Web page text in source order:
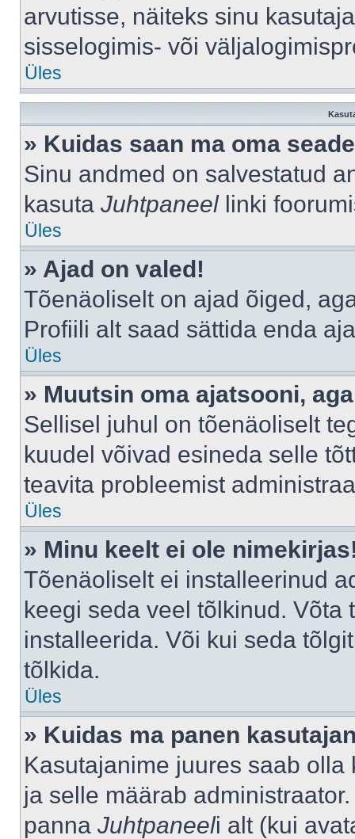
arvutisse, näiteks sinu
sisselogimis- või
Üles
» Kuidas saan ma oma
Sinu andmed on salvestatud
kasuta Juhtpaneellinki
Üles
» Ajad on valed!
Tõenäoliselt on ajad õiged,
Profiili alt saad sättida enda
Üles
» Muutsin oma ajatsooni,
Sellisel juhul on tõenäoliselt
kuudel võivad esineda selle
teavita probleemist
Üles
» Minu keelt ei ole
Tõenäoliselt ei installeerinud
keegi seda veel tõlkinud.
installeerida. Või kui seda
tõlkida.
Üles
» Kuidas ma panen
Kasutajanime juures saab
ja selle määrab
panna Juhtpaneeli alt (kui